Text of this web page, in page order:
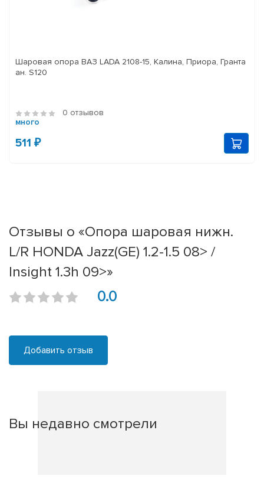
Шаровая опора ВАЗ LADA 2108-15, Калина, Приора, Гранта
ан. S120
0 отзывов
много
511 ₽
Отзывы о «Опора шаровая нижн.
L/R HONDA Jazz(GE) 1.2-1.5 08> /
Insight 1.3h 09>»
0.0
Добавить отзыв
Вы недавно смотрели